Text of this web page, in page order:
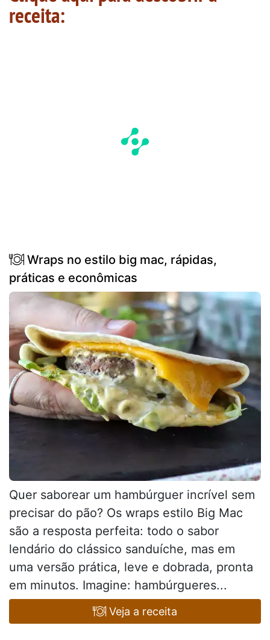
receita:
Wraps no estilo big mac, rápidas,
práticas e econômicas
Quer saborear um hambúrguer incrível sem
precisar do pão? Os wraps estilo Big Mac
são a resposta perfeita: todo o sabor
lendário do clássico sanduíche, mas em
uma versão prática, leve e dobrada, pronta
em minutos. Imagine: hambúrgueres...
Veja a receita